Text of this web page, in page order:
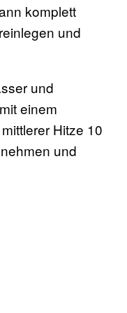
komplett
und
und
einem
Hitze 10
und